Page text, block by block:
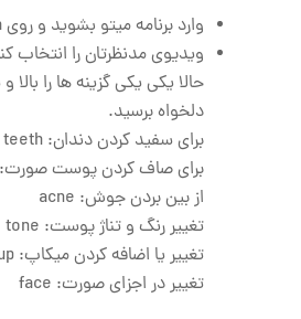
وارد برنامه میتو بشوید و روی video retouch بزنید.
ویدیوی مدنظرتان را انتخاب
حالا یکی یکی گزینه ها را بالا
دلخواه برسید.
برای سفید کردن دندان: teeth
برای صاف کردن پوست صورت: skin
از بین بردن جوش: acne
تغییر رنگ و تناژ پوست: tone
تغییر یا اضافه کردن میکاپ: makeup
تغییر در اجزای صورت: face